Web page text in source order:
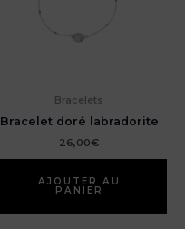
Bracelets
Bracelet doré labradorite
26,00€
AJOUTER AU
PANIER